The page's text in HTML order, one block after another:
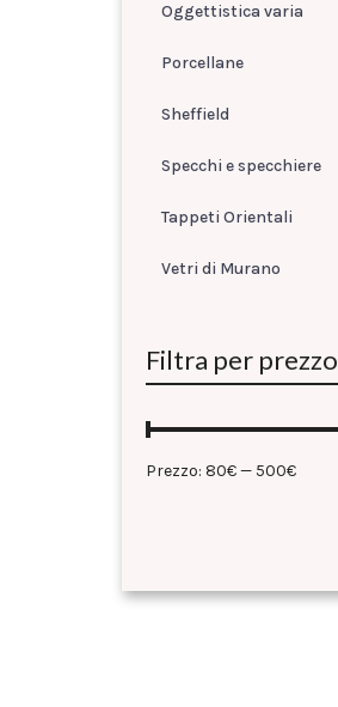
Oggettistica varia
Porcellane
Sheffield
Specchi e specchiere
Tappeti Orientali
Vetri di Murano
Filtra per prezzo
Prezzo: 80€— 500€